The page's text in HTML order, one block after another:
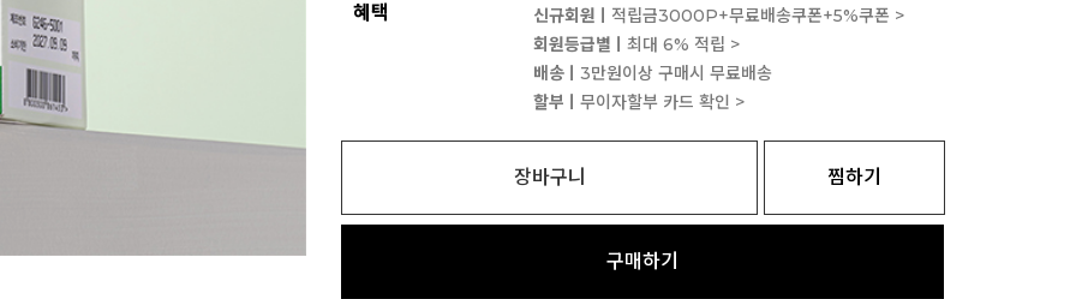
혜택 신규회원ㅣ 적립금3000P+무료배송쿠폰+5%쿠폰 >
회원등급별ㅣ 최대 6% 적립 >
배송ㅣ 3만원이상 구매시 무료배송
할부ㅣ 무이자할부 카드 확인 >
장바구니 찜하기
구매하기